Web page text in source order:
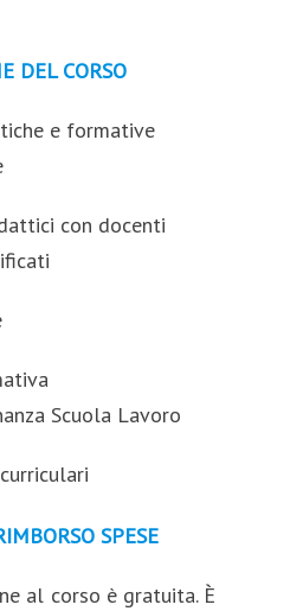
DEL CORSO
e formative
con docenti
Scuola Lavoro
SPESE
al corso è gratuita. È